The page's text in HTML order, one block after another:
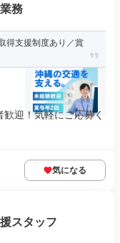
務
得支援制度あり／賞
迎！気軽にご応募く
気になる
スタッフ